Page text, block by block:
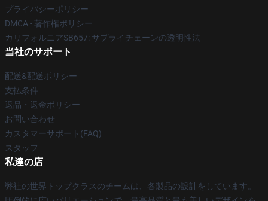
プライバシーポリシー
DMCA - 著作権ポリシー
カリフォルニアSB657: サプライチェーンの透明性法
当社のサポート
配送&配送ポリシー
支払条件
返品・返金ポリシー
お問い合わせ
カスタマーサポート(FAQ)
スタッフ
私達の店
弊社の世界トップクラスのチームは、各製品の設計をしています。